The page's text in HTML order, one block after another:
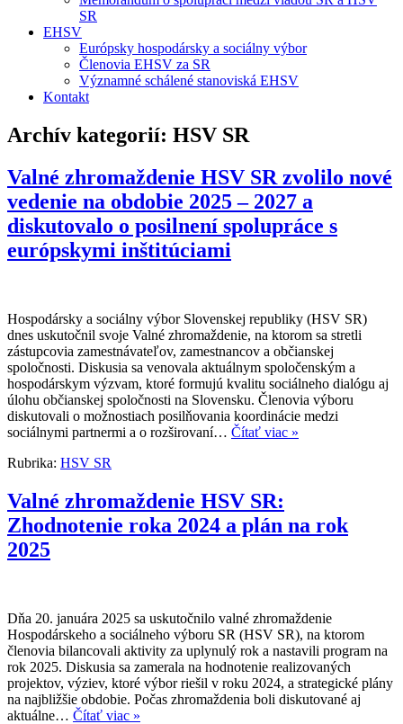
SR
EHSV
Európsky hospodársky a sociálny výbor
Členovia EHSV za SR
Významné schálené stanoviská EHSV
Kontakt
Archív kategorií: HSV SR
Valné zhromaždenie HSV SR zvolilo nové
vedenie na obdobie 2025 – 2027 a
diskutovalo o posilnení spolupráce s
európskymi inštitúciami
Hospodársky a sociálny výbor Slovenskej republiky (HSV SR)
dnes uskutočnil svoje Valné zhromaždenie, na ktorom sa stretli
zástupcovia zamestnávateľov, zamestnancov a občianskej
spoločnosti. Diskusia sa venovala aktuálnym spoločenským a
hospodárskym výzvam, ktoré formujú kvalitu sociálneho dialógu aj
úlohu občianskej spoločnosti na Slovensku. Členovia výboru
diskutovali o možnostiach posilňovania koordinácie medzi
sociálnymi partnermi a o rozširovaní… Čítať viac »
Rubrika: HSV SR
Valné zhromaždenie HSV SR:
Zhodnotenie roka 2024 a plán na rok
2025
Dňa 20. januára 2025 sa uskutočnilo valné zhromaždenie
Hospodárskeho a sociálneho výboru SR (HSV SR), na ktorom
členovia bilancovali aktivity za uplynulý rok a nastavili program na
rok 2025. Diskusia sa zamerala na hodnotenie realizovaných
projektov, výziev, ktoré výbor riešil v roku 2024, a strategické plány
na najbližšie obdobie. Počas zhromaždenia boli diskutované aj
aktuálne… Čítať viac »